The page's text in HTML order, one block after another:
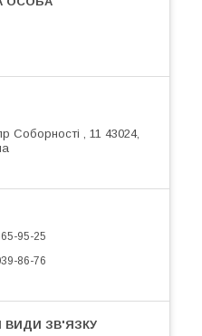
Соборності , 11 43024,
95-25
86-76